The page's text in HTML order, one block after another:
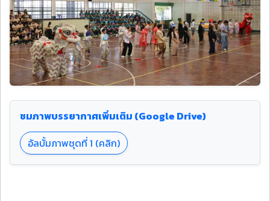
ชมภาพบรรยากาศเพิ่มเติม (Google Drive)
อัลบั้มภาพชุดที่ 1 (คลิก)